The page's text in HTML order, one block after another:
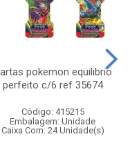
pokemon equilibrio
perfeito c/6 ref 35674
Código: 415215
Embalagem: Unidade
Caixa Com: 24 Unidade(s)